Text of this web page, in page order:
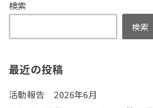
検索
検索
最近の投稿
活動報告 2026年6月